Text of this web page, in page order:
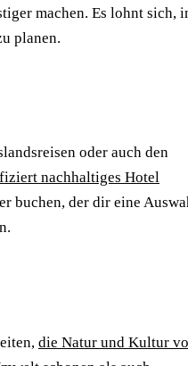
machen. Es lohnt sich,
planen.
oder auch den
nachhaltiges Hotel
buchen, der dir eine
die Natur und Kultur